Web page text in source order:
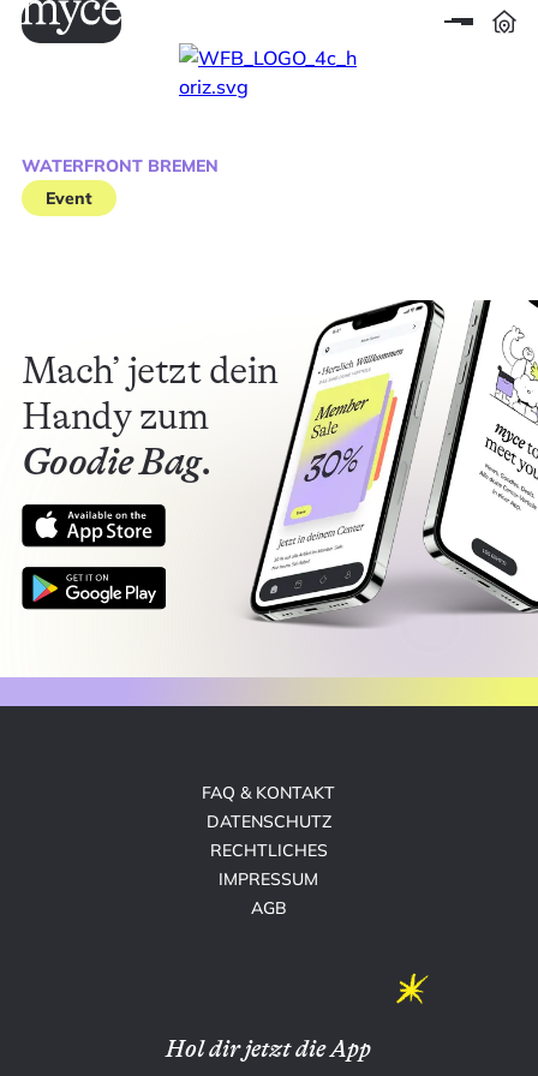
WATERFRONT BREMEN
Event
Mach’ jetzt dein
Handy zum
Goodie Bag.
FAQ & KONTAKT
DATENSCHUTZ
RECHTLICHES
IMPRESSUM
AGB
Hol dir jetzt die App